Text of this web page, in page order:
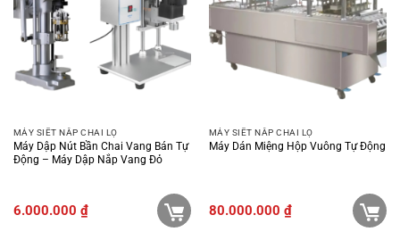
MÁY SIẾT NẮP CHAI LỌ
Máy Dập Nút Bần Chai Vang Bán Tự
Động – Máy Dập Nắp Vang Đỏ
6.000.000 ₫
MÁY SIẾT NẮP CHAI LỌ
Máy Dán Miệng Hộp Vuông Tự Động
80.000.000 ₫